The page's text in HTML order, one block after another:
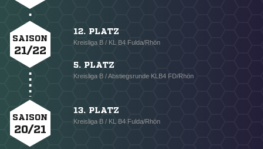
SAISON
21/22
12. PLATZ
Kreisliga B / KL B4 Fulda/Rhön
5. PLATZ
Kreisliga B / Abstiegsrunde KLB4 FD/Rhön
SAISON
20/21
13. PLATZ
Kreisliga B / KL B4 Fulda/Rhön